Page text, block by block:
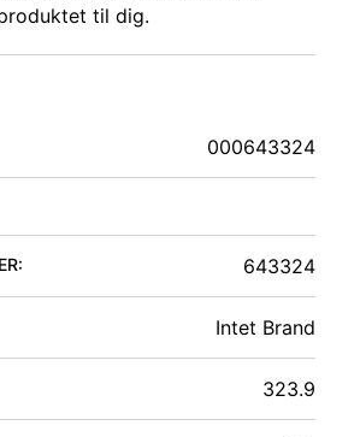
til dig.
000643324
643324
Intet Brand
323.9